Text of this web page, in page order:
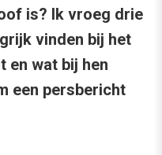
is? Ik vroeg drie
vinden bij het
en wat bij hen
een persbericht